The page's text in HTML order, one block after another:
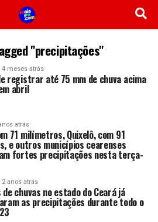
"precipitações"
4 meses atrás
registrar até 75 mm de chuva acima
abril
atrás
71 milímetros, Quixelô, com 91
e outros municípios cearenses
fortes precipitações nesta terça-
2 anos atrás
chuvas no estado do Ceará já
as precipitações durante todo o